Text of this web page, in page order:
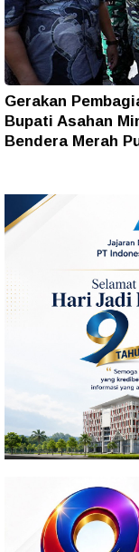
Gerakan
Bupati Asahan
Bendera Merah